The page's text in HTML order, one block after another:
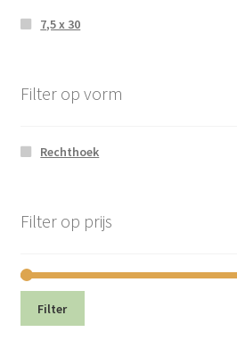
7,5 x 30
Filter op vorm
Rechthoek
Filter op prijs
Filter